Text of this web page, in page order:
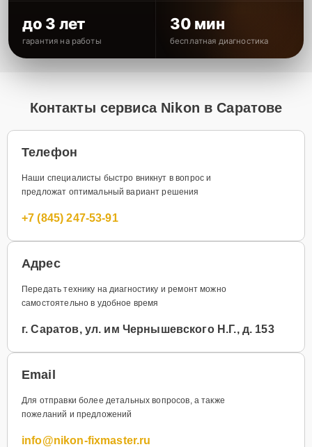
до 3 лет
гарантия на работы
30 мин
бесплатная диагностика
Контакты сервиса Nikon в Саратове
Телефон
Наши специалисты быстро вникнут в вопрос и
предложат оптимальный вариант решения
+7 (845) 247-53-91
Адрес
Передать технику на диагностику и ремонт можно
самостоятельно в удобное время
г. Саратов, ул. им Чернышевского Н.Г., д. 153
Email
Для отправки более детальных вопросов, а также
пожеланий и предложений
info@nikon-fixmaster.ru